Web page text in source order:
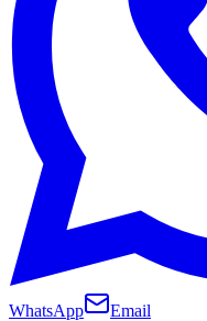
WhatsApp
Email